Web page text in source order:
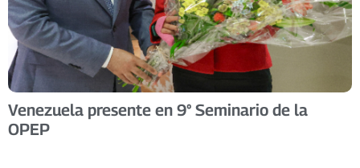
Venezuela presente en 9° Seminario de la
OPEP